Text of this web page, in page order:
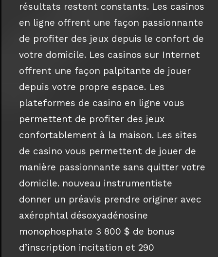
résultats restent constants. Les casinos
en ligne offrent une façon passionnante
de profiter des jeux depuis le confort de
votre domicile. Les casinos sur Internet
offrent une façon palpitante de jouer
depuis votre propre espace. Les
plateformes de casino en ligne vous
permettent de profiter des jeux
confortablement à la maison. Les sites
de casino vous permettent de jouer de
manière passionnante sans quitter votre
domicile. nouveau instrumentiste
donner un préavis prendre originer avec
axérophtal désoxyadénosine
monophosphate 3 800 $ de bonus
d’inscription incitation et 290